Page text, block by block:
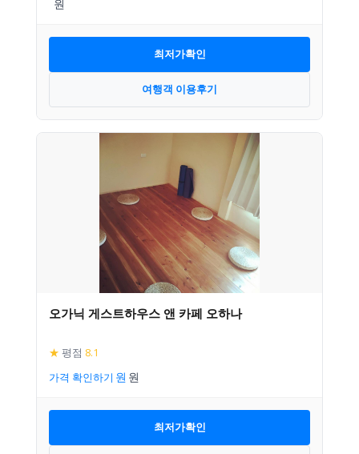
최저가확인
여행객 이용후기
오가닉 게스트하우스 앤 카페 오하나
★ 평점 8.1
가격 확인하기
최저가확인